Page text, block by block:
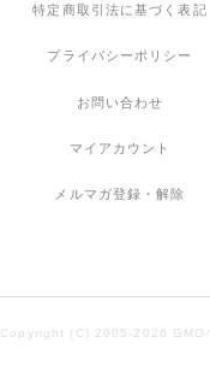
特定商取引法に基づく表記
プライバシーポリシー
お問い合わせ
マイアカウント
メルマガ登録・解除
Copyright (C) 2005-2026 GMO